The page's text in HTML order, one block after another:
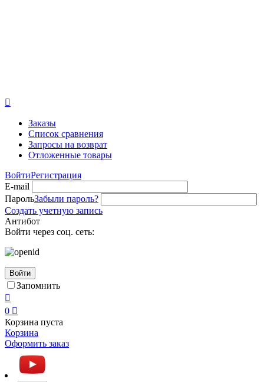

Заказы
Список сравнения
Запросы на возврат
Отложенные товары
ВойтиРегистрация
E-mail
ПарольЗабыли пароль?
Создать учетную запись
Антибот
Войти через соц. сеть:
Войти
Запомнить

0 
Корзина пуста
Корзина
Оформить заказ